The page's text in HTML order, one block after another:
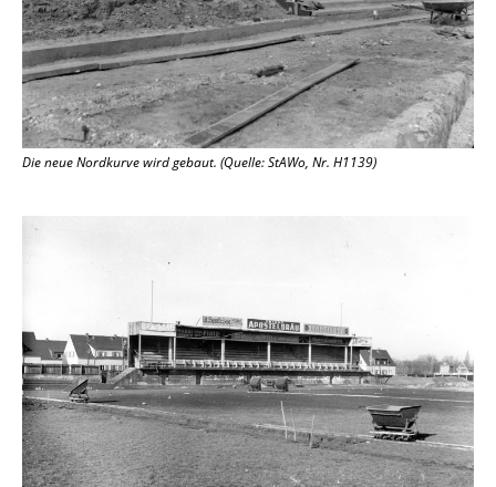
Die neue Nordkurve wird gebaut. (Quelle: StAWo, Nr. H1139)